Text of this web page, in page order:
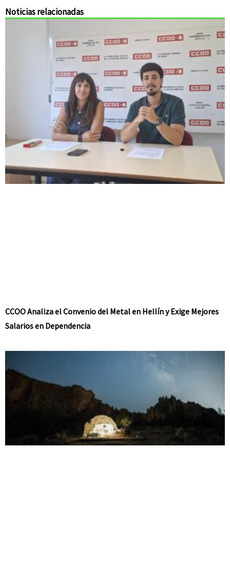
Noticias relacionadas
CCOO Analiza el Convenio del Metal en Hellín y Exige Mejores
Salarios en Dependencia